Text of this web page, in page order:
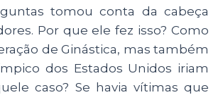
tomou conta da cabeça
Por que ele fez isso? Como
de Ginástica, mas também
dos Estados Unidos iriam
caso? Se havia vítimas que